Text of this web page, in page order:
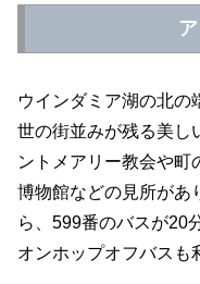
ウインダミア湖の北の
世の街並みが残る美し
ントメアリー教会や町
博物館などの見所があ
ら、599番のバスが20
オンホップオフバスも